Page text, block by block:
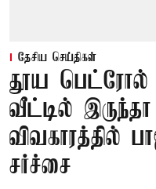
தேசிய செய்திகள்
தூய
வீட்டில்
விவகாரத்தில்
சர்ச்சை